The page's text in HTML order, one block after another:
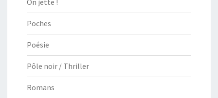
On jette !
Poches
Poésie
Pôle noir / Thriller
Romans